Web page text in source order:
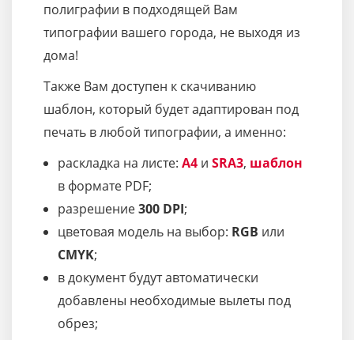
полиграфии в подходящей Вам
типографии вашего города, не выходя из
дома!
Также Вам доступен к скачиванию
шаблон, который будет адаптирован под
печать в любой типографии, а именно:
раскладка на листе: A4 и SRA3, шаблон
в формате PDF;
разрешение300 DPI;
цветовая модель на выбор: RGB или
CMYK;
в документ будут автоматически
добавлены необходимые вылеты под
обрез;